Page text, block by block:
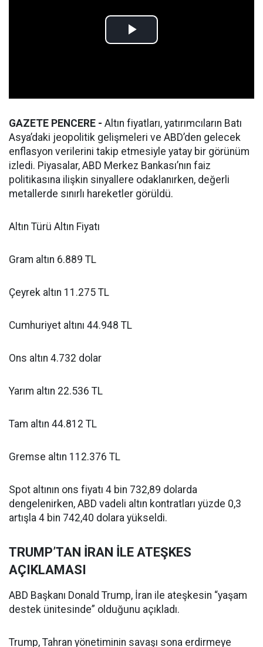
GAZETE PENCERE - Altın fiyatları, yatırımcıların Batı
Asya’daki jeopolitik gelişmeleri ve ABD’den gelecek
enflasyon verilerini takip etmesiyle yatay bir görünüm
izledi. Piyasalar, ABD Merkez Bankası’nın faiz
politikasına ilişkin sinyallere odaklanırken, değerli
metallerde sınırlı hareketler görüldü.
Altın Türü Altın Fiyatı
Gram altın 6.889 TL
Çeyrek altın 11.275 TL
Cumhuriyet altını 44.948 TL
Ons altın 4.732 dolar
Yarım altın 22.536 TL
Tam altın 44.812 TL
Gremse altın 112.376 TL
Spot altının ons fiyatı 4 bin 732,89 dolarda
dengelenirken, ABD vadeli altın kontratları yüzde 0,3
artışla 4 bin 742,40 dolara yükseldi.
TRUMP’TAN İRAN İLE ATEŞKES
AÇIKLAMASI
ABD Başkanı Donald Trump, İran ile ateşkesin “yaşam
destek ünitesinde” olduğunu açıkladı.
Trump, Tahran yönetiminin savaşı sona erdirmeye